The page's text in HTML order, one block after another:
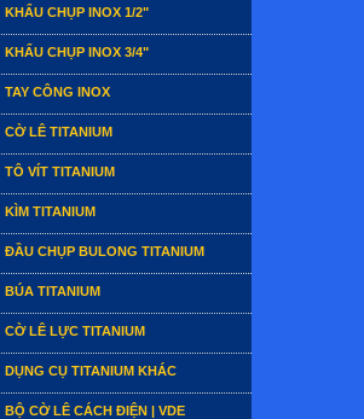
KHẨU CHỤP INOX 1/2"
KHẨU CHỤP INOX 3/4"
TAY CÔNG INOX
CỜ LÊ TITANIUM
TÔ VÍT TITANIUM
KÌM TITANIUM
ĐẦU CHỤP BULONG TITANIUM
BÚA TITANIUM
CỜ LÊ LỰC TITANIUM
DỤNG CỤ TITANIUM KHÁC
BỘ CỜ LÊ CÁCH ĐIỆN | VDE